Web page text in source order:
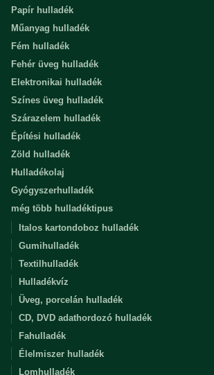
Papír hulladék
Műanyag hulladék
Fém hulladék
Fehér üveg hulladék
Elektronikai hulladék
Színes üveg hulladék
Szárazelem hulladék
Építési hulladék
Zöld hulladék
Hulladékolaj
Gyógyszerhulladék
még több hulladéktipus
Italos kartondoboz hulladék
Gumihulladék
Textilhulladék
Hulladékvíz
Üveg, porcelán hulladék
CD, DVD adathordozó hulladék
Fahulladék
Élelmiszer hulladék
Lomhulladék